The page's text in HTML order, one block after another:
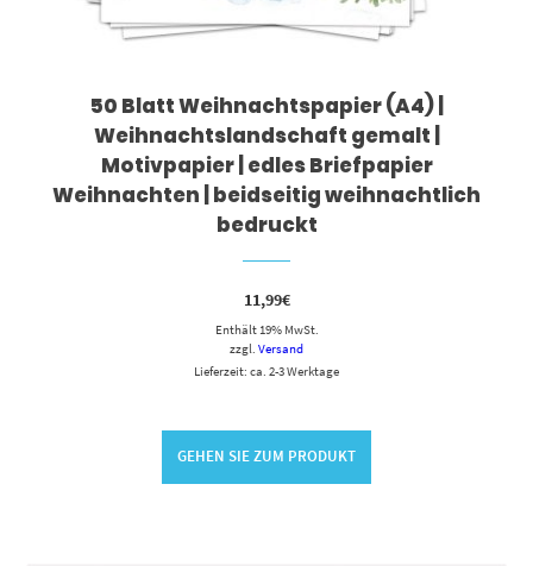
50 Blatt Weihnachtspapier (A4) |
Weihnachtslandschaft gemalt |
Motivpapier | edles Briefpapier
Weihnachten | beidseitig weihnachtlich
bedruckt
11,99€
Enthält 19% MwSt.
zzgl. Versand
Lieferzeit: ca. 2-3 Werktage
GEHEN SIE ZUM PRODUKT